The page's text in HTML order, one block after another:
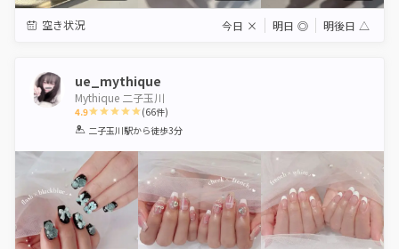
空き状況 今日 × 明日 ◎ 明後日 △
ue_mythique
Mythique 二子玉川
4.9
1 2 3 4 5
(66件)
二子玉川駅から徒歩3分